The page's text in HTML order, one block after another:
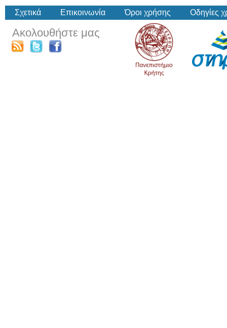
Σχετικά Επικοινωνία Όροι χρήσης Οδηγίες
Ακολουθήστε μας